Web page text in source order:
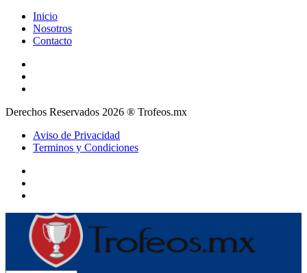
Inicio
Nosotros
Contacto
Derechos Reservados 2026 ® Trofeos.mx
Aviso de Privacidad
Terminos y Condiciones